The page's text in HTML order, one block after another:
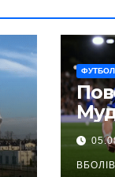
ФУТБОЛ